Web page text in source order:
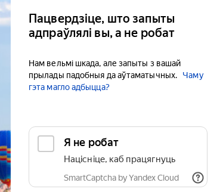
Пацвердзіце, што запыты
адпраўлялі вы, а не робат
Нам вельмі шкада, але запыты з вашай
прылады падобныя да аўтаматычных.
Чаму
гэта магло адбыцца?
Я не робат
Націсніце, каб працягнуць
SmartCaptcha by Yandex Cloud